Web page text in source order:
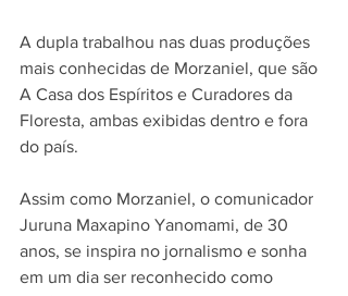
A dupla trabalhou nas duas produções
mais conhecidas de Morzaniel, que são
A Casa dos Espíritos e Curadores da
Floresta, ambas exibidas dentro e fora
do país.
Assim como Morzaniel, o comunicador
Juruna Maxapino Yanomami, de 30
anos, se inspira no jornalismo e sonha
em um dia ser reconhecido como